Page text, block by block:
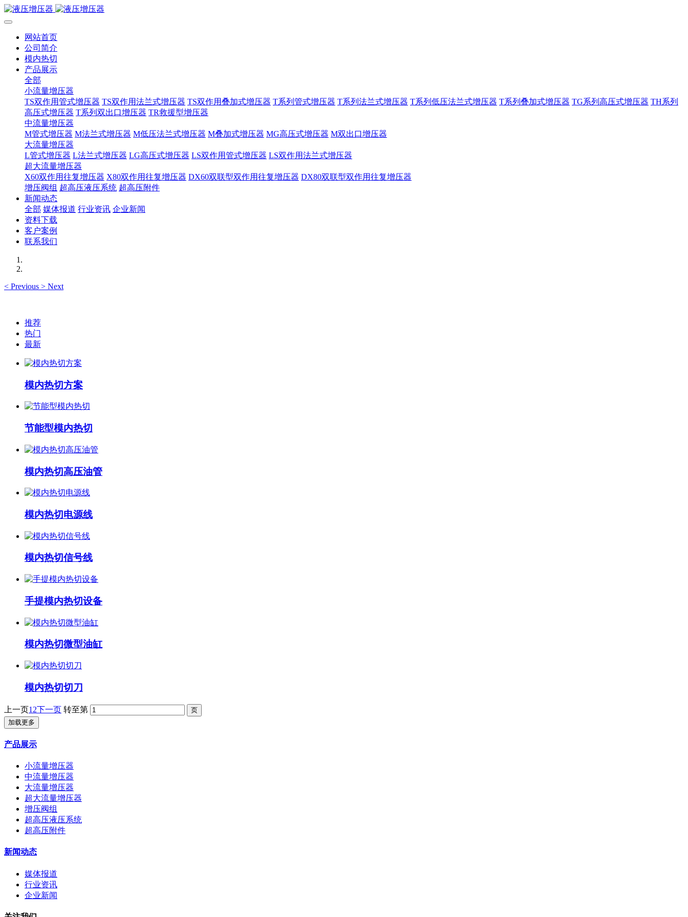
网站首页
公司简介
模内热切
产品展示
全部
小流量增压器
TS双作用管式增压器 TS双作用法兰式增压器 TS双作用叠加式增压器 T系列管式增压器 T系列法兰式增压器 T系列低压法兰式增压器 T系列叠加式增压器 TG系列高压式增压器 TH系列
高压式增压器 T系列双出口增压器 TR救援型增压器
中流量增压器
M管式增压器 M法兰式增压器 M低压法兰式增压器 M叠加式增压器 MG高压式增压器 M双出口增压器
大流量增压器
L管式增压器 L法兰式增压器 LG高压式增压器 LS双作用管式增压器 LS双作用法兰式增压器
超大流量增压器
X60双作用往复增压器 X80双作用往复增压器 DX60双联型双作用往复增压器 DX80双联型双作用往复增压器
增压阀组 超高压液压系统 超高压附件
新闻动态
全部 媒体报道 行业资讯 企业新闻
资料下载
客户案例
联系我们
< Previous > Next
推荐
热门
最新
模内热切方案
节能型模内热切
模内热切高压油管
模内热切电源线
模内热切信号线
手提模内热切设备
模内热切微型油缸
模内热切切刀
上一页1 2下一页 转至第
加载更多
产品展示
小流量增压器
中流量增压器
大流量增压器
超大流量增压器
增压阀组
超高压液压系统
超高压附件
新闻动态
媒体报道
行业资讯
企业新闻